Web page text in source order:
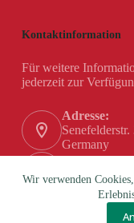
Wir verwenden
Kontaktinformation
Für weitere
jederzeit zur
Adresse:
Germany
+49 (0) 5251
info@hanex-